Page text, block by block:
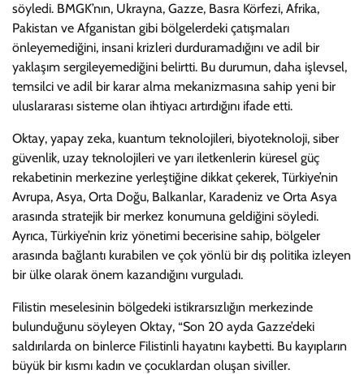
söyledi. BMGK’nın, Ukrayna, Gazze, Basra Körfezi, Afrika,
Pakistan ve Afganistan gibi bölgelerdeki çatışmaları
önleyemediğini, insani krizleri durduramadığını ve adil bir
yaklaşım sergileyemediğini belirtti. Bu durumun, daha işlevsel,
temsilci ve adil bir karar alma mekanizmasına sahip yeni bir
uluslararası sisteme olan ihtiyacı artırdığını ifade etti.
Oktay, yapay zeka, kuantum teknolojileri, biyoteknoloji, siber
güvenlik, uzay teknolojileri ve yarı iletkenlerin küresel güç
rekabetinin merkezine yerleştiğine dikkat çekerek, Türkiye’nin
Avrupa, Asya, Orta Doğu, Balkanlar, Karadeniz ve Orta Asya
arasında stratejik bir merkez konumuna geldiğini söyledi.
Ayrıca, Türkiye’nin kriz yönetimi becerisine sahip, bölgeler
arasında bağlantı kurabilen ve çok yönlü bir dış politika izleyen
bir ülke olarak önem kazandığını vurguladı.
Filistin meselesinin bölgedeki istikrarsızlığın merkezinde
bulunduğunu söyleyen Oktay, “Son 20 ayda Gazze’deki
saldırılarda on binlerce Filistinli hayatını kaybetti. Bu kayıpların
büyük bir kısmı kadın ve çocuklardan oluşan siviller.